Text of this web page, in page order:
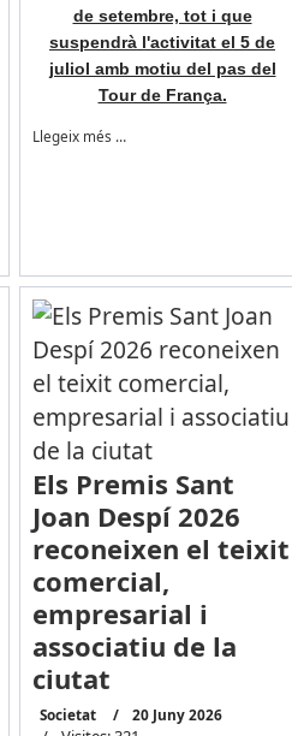
de setembre, tot i que
suspendrà l'activitat el 5 de
juliol amb motiu del pas del
Tour de França.
Llegeix més …
Els Premis Sant
Joan Despí 2026
reconeixen el teixit
comercial,
empresarial i
associatiu de la
ciutat
Societat 20 Juny 2026